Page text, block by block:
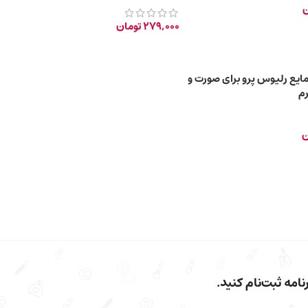
279,000تومان
مایع رلیوس پرو برای صورت و
ثبت‌نام کنید.